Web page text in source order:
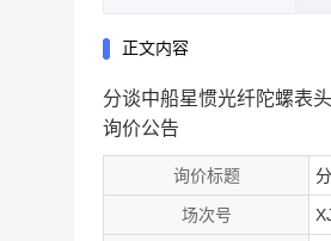
正文内容
分谈中船星惯光纤陀螺表
询价公告
询价标题
场次号